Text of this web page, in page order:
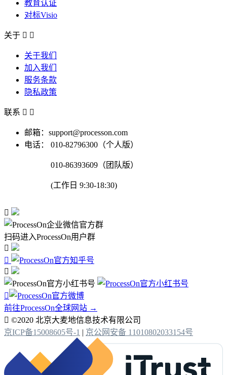
教育认证
对标Visio
关于  
关于我们
加入我们
服务条款
隐私政策
联系  
邮箱：support@processon.com
电话：
010-82796300（个人版）
010-86393609（团队版）
(工作日 9:30-18:30)

扫码进入ProcessOn用户群




前往ProcessOn全球网站 →
 ©2020 北京大麦地信息技术有限公司
京ICP备15008605号-1 | 京公网安备 11010802033154号